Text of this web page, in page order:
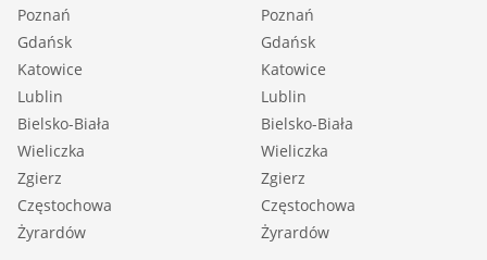
Poznań
Gdańsk
Katowice
Lublin
Bielsko-Biała
Wieliczka
Zgierz
Częstochowa
Żyrardów
Poznań
Gdańsk
Katowice
Lublin
Bielsko-Biała
Wieliczka
Zgierz
Częstochowa
Żyrardów